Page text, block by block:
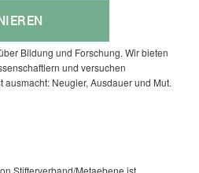
Bildung und Forschung. Wir bieten
und versuchen
Neugier, Ausdauer und Mut.